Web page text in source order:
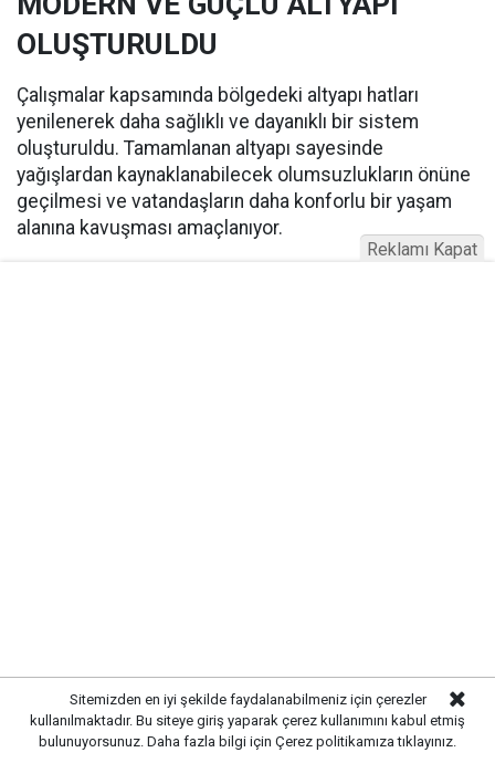
OLUŞTURULDU
Çalışmalar kapsamında bölgedeki altyapı hatları
yenilenerek daha sağlıklı ve dayanıklı bir sistem
oluşturuldu. Tamamlanan altyapı sayesinde
yağışlardan kaynaklanabilecek olumsuzlukların önüne
geçilmesi ve vatandaşların daha konforlu bir yaşam
alanına kavuşması amaçlanıyor.
Sitemizden en iyi şekilde faydalanabilmeniz için çerezler
kullanılmaktadır. Bu siteye giriş yaparak çerez kullanımını kabul etmiş
bulunuyorsunuz. Daha fazla bilgi için Çerez politikamıza tıklayınız.
Reklamı Kapat